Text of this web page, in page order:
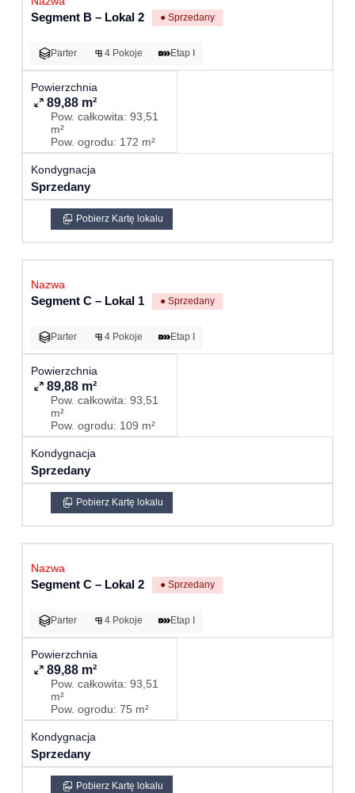
Segment B – Lokal 2 ● Sprzedany
Parter 4 Pokoje Etap I
89,88 m²
Pow. całkowita: 93,51
m²
Pow. ogrodu: 172 m²
Sprzedany
Pobierz Kartę lokalu
Segment C – Lokal 1 ● Sprzedany
Parter 4 Pokoje Etap I
89,88 m²
Pow. całkowita: 93,51
m²
Pow. ogrodu: 109 m²
Sprzedany
Pobierz Kartę lokalu
Segment C – Lokal 2 ● Sprzedany
Parter 4 Pokoje Etap I
89,88 m²
Pow. całkowita: 93,51
m²
Pow. ogrodu: 75 m²
Sprzedany
Pobierz Kartę lokalu